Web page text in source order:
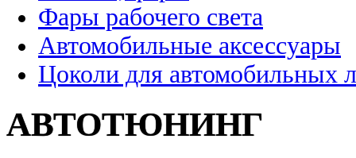
Фары рабочего света
Автомобильные аксессуары
Цоколи для автомобильных
АВТОТЮНИНГ